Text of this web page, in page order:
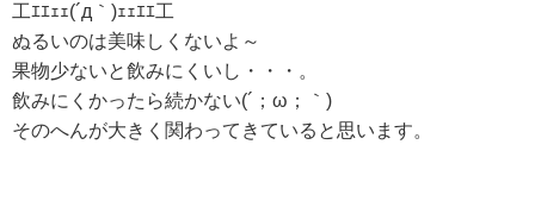
工ｴｴｪｪ(´д｀)ｪｪｴｴ工
ぬるいのは美味しくないよ～
果物少ないと飲みにくいし・・・。
飲みにくかったら続かない(´；ω；｀)
そのへんが大きく関わってきていると思います。